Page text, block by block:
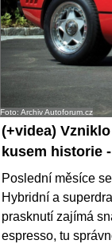
Foto: Archiv Autoforum.cz
(+videa)
kusem historie
Poslední měsíce
Hybridní a
prasknutí zajímá
espresso, tu